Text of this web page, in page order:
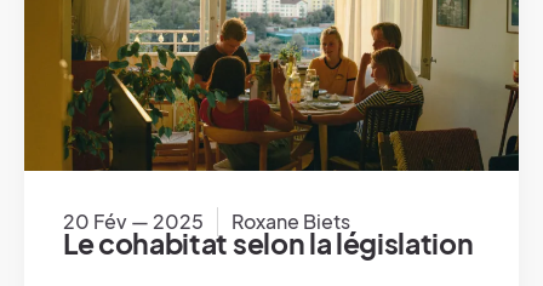
20 Fév — 2025 Roxane Biets
Le cohabitat selon la législation